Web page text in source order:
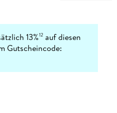
13%12 auf diesen
Gutscheincode: